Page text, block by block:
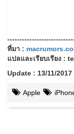
ที่มา :
แปลและเรียบเรียง :
Update : 13/11/2017
Apple